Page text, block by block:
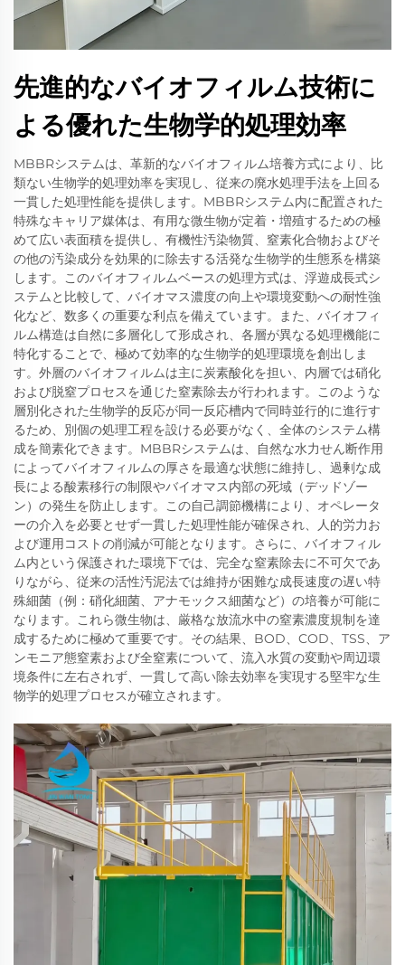
先進的なバイオフィルム技術に
よる優れた生物学的処理効率
MBBRシステムは、革新的なバイオフィルム培養方式により、比
類ない生物学的処理効率を実現し、従来の廃水処理手法を上回る
一貫した処理性能を提供します。MBBRシステム内に配置された
特殊なキャリア媒体は、有用な微生物が定着・増殖するための極
めて広い表面積を提供し、有機性汚染物質、窒素化合物およびそ
の他の汚染成分を効果的に除去する活発な生物学的生態系を構築
します。このバイオフィルムベースの処理方式は、浮遊成長式シ
ステムと比較して、バイオマス濃度の向上や環境変動への耐性強
化など、数多くの重要な利点を備えています。また、バイオフィ
ルム構造は自然に多層化して形成され、各層が異なる処理機能に
特化することで、極めて効率的な生物学的処理環境を創出しま
す。外層のバイオフィルムは主に炭素酸化を担い、内層では硝化
および脱窒プロセスを通じた窒素除去が行われます。このような
層別化された生物学的反応が同一反応槽内で同時並行的に進行す
るため、別個の処理工程を設ける必要がなく、全体のシステム構
成を簡素化できます。MBBRシステムは、自然な水力せん断作用
によってバイオフィルムの厚さを最適な状態に維持し、過剰な成
長による酸素移行の制限やバイオマス内部の死域（デッドゾー
ン）の発生を防止します。この自己調節機構により、オペレータ
ーの介入を必要とせず一貫した処理性能が確保され、人的労力お
よび運用コストの削減が可能となります。さらに、バイオフィル
ム内という保護された環境下では、完全な窒素除去に不可欠であ
りながら、従来の活性汚泥法では維持が困難な成長速度の遅い特
殊細菌（例：硝化細菌、アナモックス細菌など）の培養が可能に
なります。これら微生物は、厳格な放流水中の窒素濃度規制を達
成するために極めて重要です。その結果、BOD、COD、TSS、ア
ンモニア態窒素および全窒素について、流入水質の変動や周辺環
境条件に左右されず、一貫して高い除去効率を実現する堅牢な生
物学的処理プロセスが確立されます。